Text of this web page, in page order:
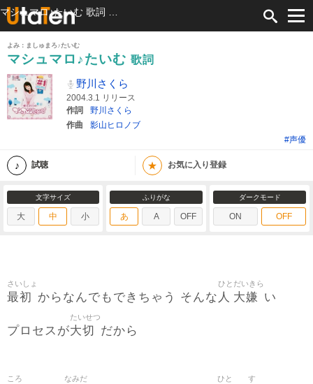
よみ：ましゅまろ♪たいむ
マシュマロ♪たいむ 歌詞
野川さくら
2004.3.1 リリース
作詞
野川さくら
作曲
影山ヒロノブ
#声優
試聴 ★ お気に入り登録
文字サイズ
大 中 小
ふりがな
あ A OFF
ダークモード
ON OFF
最初
さいしょ
からなんでもできちゃう そんな 人
ひと
大嫌
だいきら
い
プロセスが大切
たいせつ
だから
ころ なみだ ひと す